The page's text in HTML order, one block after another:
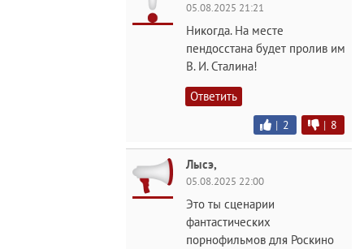
05.08.2025 21:21
Никогда. На месте
пендосстана будет пролив им
В. И. Сталина!
Ответить
| 2 | 8
Лысэ,
05.08.2025 22:00
Это ты сценарии
фантастических
пopнофильмов для Роскино